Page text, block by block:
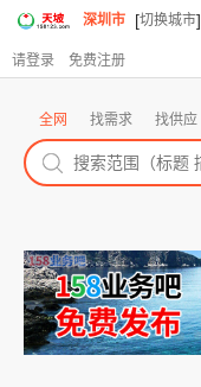
深圳市 [切换城市]
请登录 免费注册
全网 找需求 找供应